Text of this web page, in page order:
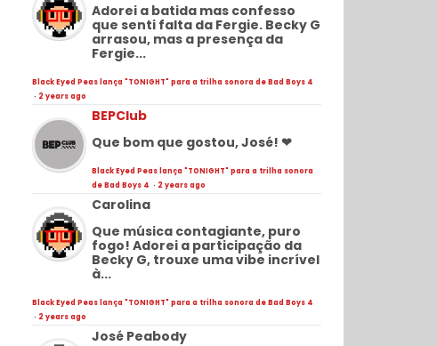
Adorei a batida mas confesso
que senti falta da Fergie. Becky G
arrasou, mas a presença da
Fergie...
Black Eyed Peas lança "TONIGHT" para a trilha sonora de Bad Boys 4
· 2 years ago
BEPClub
Que bom que gostou, José! ❤
Black Eyed Peas lança "TONIGHT" para a trilha sonora
de Bad Boys 4 · 2 years ago
Carolina
Que música contagiante, puro
fogo! Adorei a participação da
Becky G, trouxe uma vibe incrível
à...
Black Eyed Peas lança "TONIGHT" para a trilha sonora de Bad Boys 4
· 2 years ago
José Peabody